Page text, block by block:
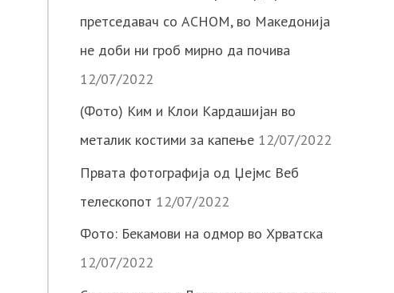
претседавач со АСНОМ, во Македонија
не доби ни гроб мирно да почива
12/07/2022
(Фото) Ким и Клои Кардашијан во
металик костими за капење 12/07/2022
Првата фотографија од Џејмс Веб
телескопот 12/07/2022
Фото: Бекамови на одмор во Хрватска
12/07/2022